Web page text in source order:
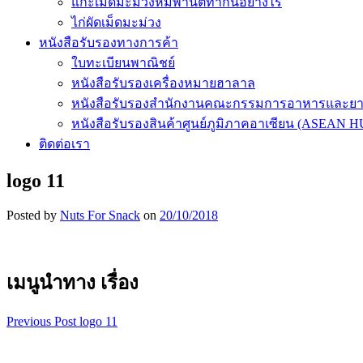
ไก่ผัดเม็ดมะม่วง
หนังสือรับรองทางการค้า
ใบทะเบียนพาณิชย์
หนังสือรับรองเครื่องหมายฮาลาล
หนังสือรับรองสำนักงานคณะกรรมการอาหารและยา
หนังสือรับรองสินค้าศูนย์ภูมิภาคอาเซียน (ASEAN
ติดต่อเรา
logo 11
Posted by Nuts For Snack on 20/10/2018
เมนูนำทาง เรื่อง
Previous Post logo 11